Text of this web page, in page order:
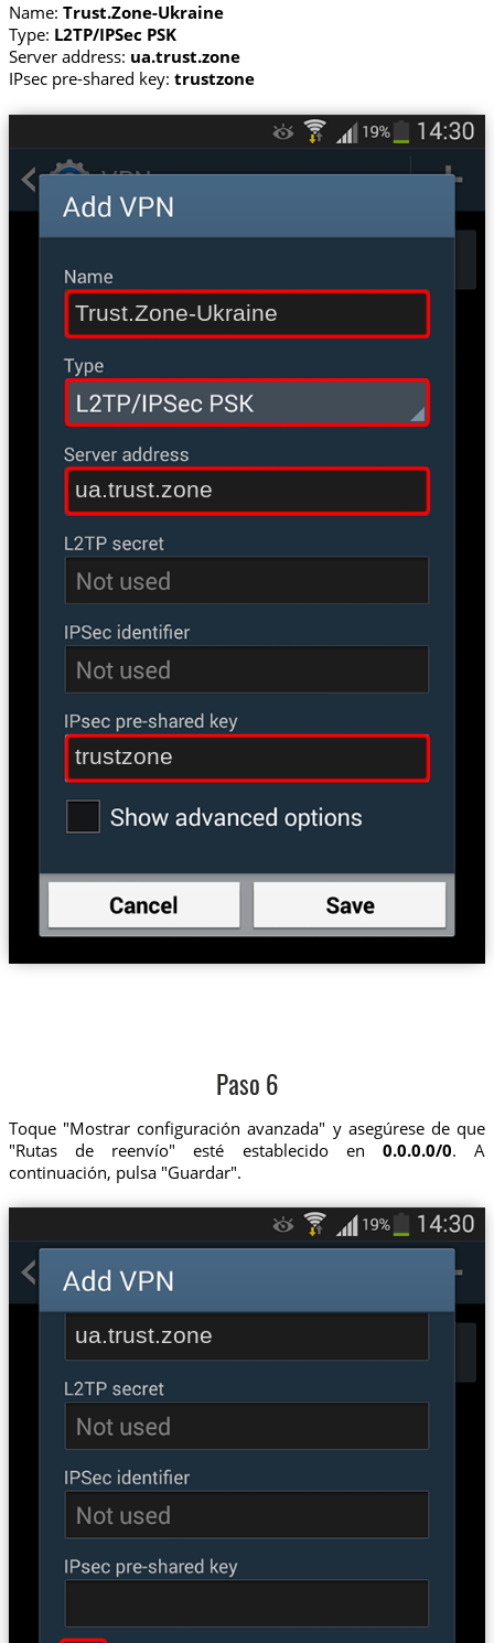
Name: Trust.Zone-Ukraine
Type: L2TP/IPSec PSK
Server address: ua.trust.zone
IPsec pre-shared key: trustzone
Trust.Zone-Ukraine
ua.trust.zone
trustzone
Paso 6
Toque "Mostrar configuración avanzada" y asegúrese de que
"Rutas de reenvío" esté establecido en0.0.0.0/0. A
continuación, pulsa "Guardar".
ua.trust.zone